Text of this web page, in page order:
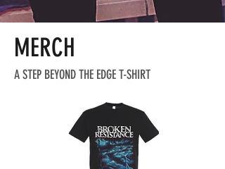
MERCH
A STEP BEYOND THE EDGE T-SHIRT